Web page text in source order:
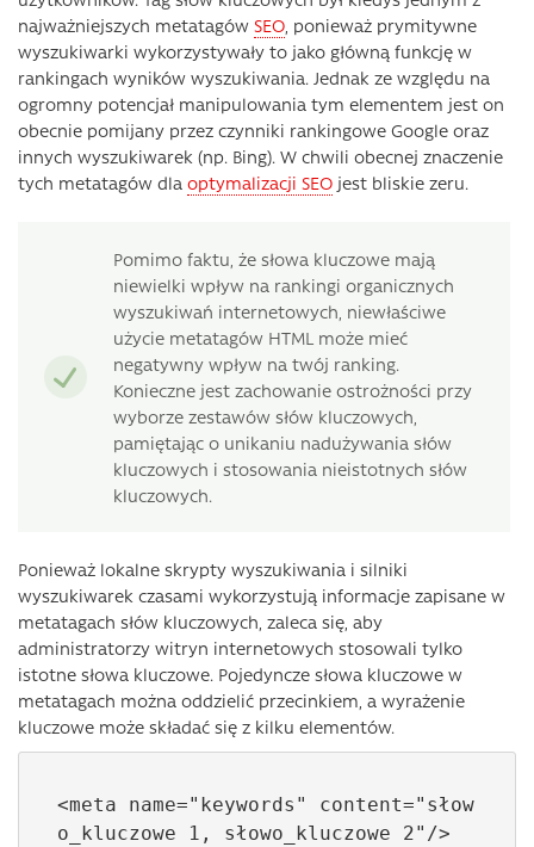
najważniejszych metatagów SEO, ponieważ prymitywne
wyszukiwarki wykorzystywały to jako główną funkcję w
rankingach wyników wyszukiwania. Jednak ze względu na
ogromny potencjał manipulowania tym elementem jest on
obecnie pomijany przez czynniki rankingowe Google oraz
innych wyszukiwarek (np. Bing). W chwili obecnej znaczenie
tych metatagów dla optymalizacji SEO jest bliskie zeru.
Pomimo faktu, że słowa kluczowe mają
niewielki wpływ na rankingi organicznych
wyszukiwań internetowych, niewłaściwe
użycie metatagów HTML może mieć
negatywny wpływ na twój ranking.
Konieczne jest zachowanie ostrożności przy
wyborze zestawów słów kluczowych,
pamiętając o unikaniu nadużywania słów
kluczowych i stosowania nieistotnych słów
kluczowych.
Ponieważ lokalne skrypty wyszukiwania i silniki
wyszukiwarek czasami wykorzystują informacje zapisane w
metatagach słów kluczowych, zaleca się, aby
administratorzy witryn internetowych stosowali tylko
istotne słowa kluczowe. Pojedyncze słowa kluczowe w
metatagach można oddzielić przecinkiem, a wyrażenie
kluczowe może składać się z kilku elementów.
<meta name="keywords" content="słow
o_kluczowe 1, słowo_kluczowe 2"/>